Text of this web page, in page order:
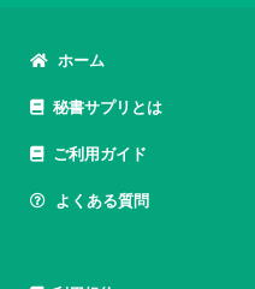
ホーム
秘書サプリとは
ご利用ガイド
よくある質問